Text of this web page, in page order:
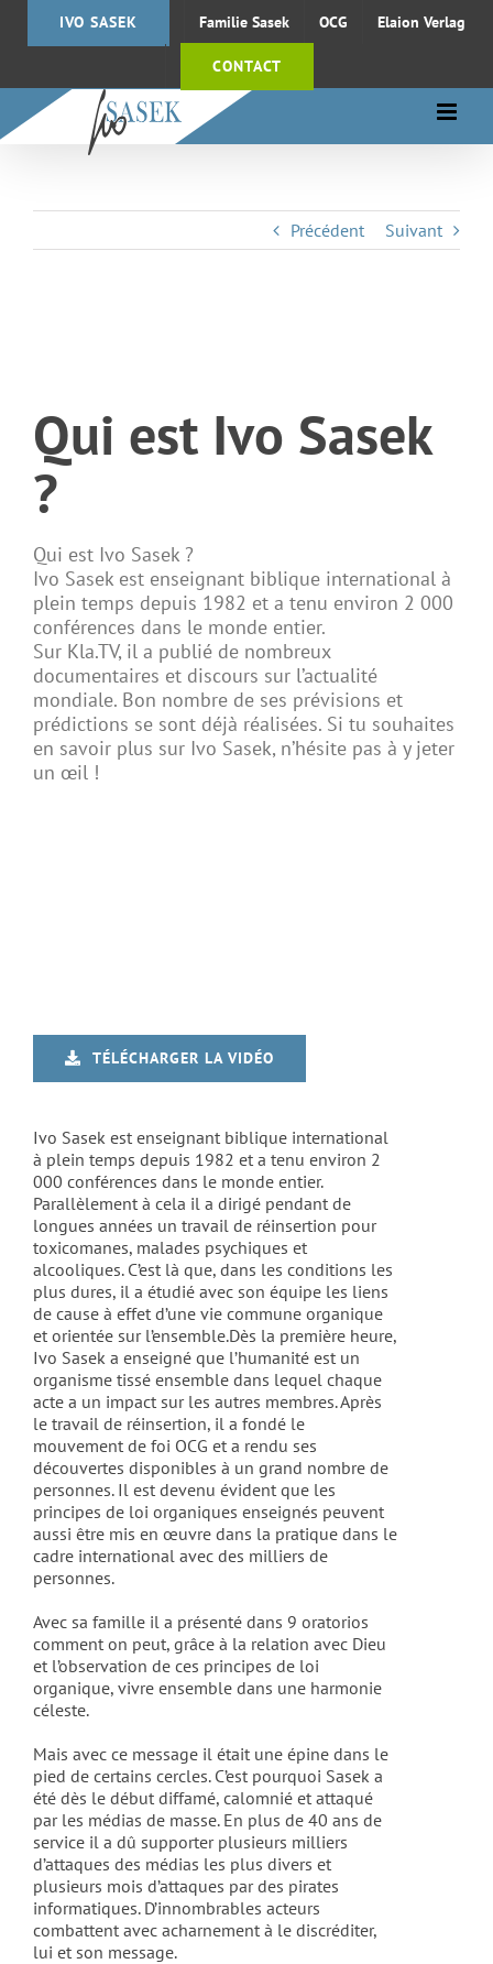
IVO SASEK Familie Sasek OCG Elaion Verlag
CONTACT
Précédent Suivant
Qui est Ivo Sasek
?
Qui est Ivo Sasek ?
Ivo Sasek est enseignant biblique international à
plein temps depuis 1982 et a tenu environ 2 000
conférences dans le monde entier.
Sur Kla.TV, il a publié de nombreux
documentaires et discours sur l’actualité
mondiale. Bon nombre de ses prévisions et
prédictions se sont déjà réalisées. Si tu souhaites
en savoir plus sur Ivo Sasek, n’hésite pas à y jeter
un œil !
TÉLÉCHARGER LA VIDÉO
Ivo Sasek est enseignant biblique international
à plein temps depuis 1982 et a tenu environ 2
000 conférences dans le monde entier.
Parallèlement à cela il a dirigé pendant de
longues années un travail de réinsertion pour
toxicomanes, malades psychiques et
alcooliques. C’est là que, dans les conditions les
plus dures, il a étudié avec son équipe les liens
de cause à effet d’une vie commune organique
et orientée sur l’ensemble.Dès la première heure,
Ivo Sasek a enseigné que l’humanité est un
organisme tissé ensemble dans lequel chaque
acte a un impact sur les autres membres. Après
le travail de réinsertion, il a fondé le
mouvement de foi OCG et a rendu ses
découvertes disponibles à un grand nombre de
personnes. Il est devenu évident que les
principes de loi organiques enseignés peuvent
aussi être mis en œuvre dans la pratique dans le
cadre international avec des milliers de
personnes.
Avec sa famille il a présenté dans 9 oratorios
comment on peut, grâce à la relation avec Dieu
et l’observation de ces principes de loi
organique, vivre ensemble dans une harmonie
céleste.
Mais avec ce message il était une épine dans le
pied de certains cercles. C’est pourquoi Sasek a
été dès le début diffamé, calomnié et attaqué
par les médias de masse. En plus de 40 ans de
service il a dû supporter plusieurs milliers
d’attaques des médias les plus divers et
plusieurs mois d’attaques par des pirates
informatiques. D’innombrables acteurs
combattent avec acharnement à le discréditer,
lui et son message.